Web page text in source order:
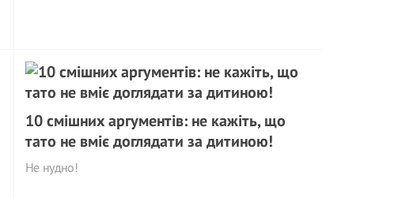
10 смішних аргументів: не кажіть, що
тато не вміє доглядати за дитиною!
Не нудно!